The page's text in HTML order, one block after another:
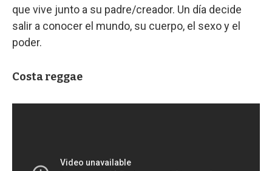
que vive junto a su padre/creador. Un día decide
salir a conocer el mundo, su cuerpo, el sexo y el
poder.
Costa reggae